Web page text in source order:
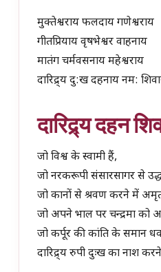
मुक्तेश्वराय फलदाय गणेश्वराय
गीतप्रियाय वृषभेश्वर वाहनाय
मातंग चर्मवसनाय महेश्वराय
दारिद्र्य दु:ख दहनाय नम:
दारिद्र्य दहन
जो विश्व के स्वामी हैं,
जो नरकरूपी संसारसागर से
जो कानों से श्रवण करने में
जो अपने भाल पर चन्द्रमा
जो कर्पूर की कांति के समान
दारिद्र्य रुपी दुःख का नाश